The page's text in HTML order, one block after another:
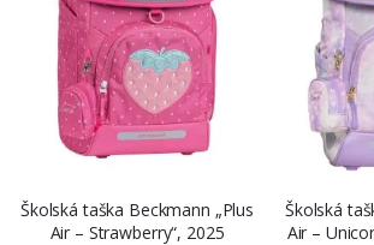
Školská taška Beckmann „Plus
Air – Strawberry“, 2025
Školská
Air –